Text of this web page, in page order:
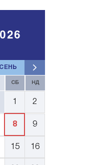
СБ НД
2
8 9
15 16